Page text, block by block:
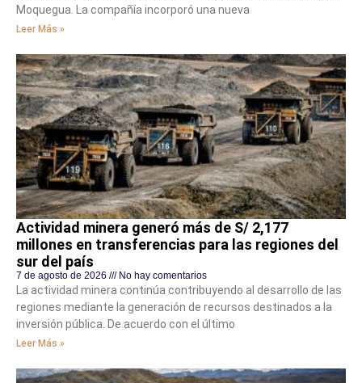
Moquegua. La compañía incorporó una nueva
Leer Más »
Actividad minera generó más de S/ 2,177
millones en transferencias para las regiones del
sur del país
7 de agosto de 2026 No hay comentarios
La actividad minera continúa contribuyendo al desarrollo de las
regiones mediante la generación de recursos destinados a la
inversión pública. De acuerdo con el último
Leer Más »